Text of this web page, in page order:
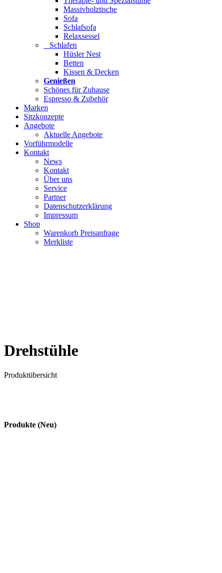
Massivholztische
Sofa
Schlafsofa
Relaxsessel
Schlafen
Hüsler Nest
Betten
Kissen & Decken
Genießen
Schönes für Zuhause
Espresso & Zubehör
Marken
Sitzkonzepte
Angebote
Aktuelle Angebote
Vorführmodelle
Kontakt
News
Kontakt
Über uns
Service
Partner
Datenschutzerklärung
Impressum
Shop
Warenkorb Preisanfrage
Merkliste
Drehstühle
Produktübersicht
Produkte (Neu)